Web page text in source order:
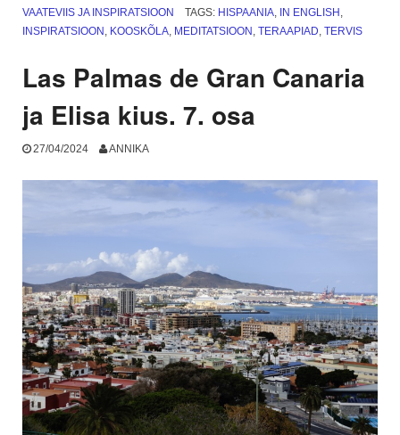
VAATEVIIS JA INSPIRATSIOON
TAGS: HISPAANIA, IN ENGLISH ,
INSPIRATSIOON , KOOSKÕLA, MEDITATSIOON , TERAAPIAD, TERVIS
Las Palmas de Gran Canaria
ja Elisa kius. 7. osa
27/04/2024 ANNIKA